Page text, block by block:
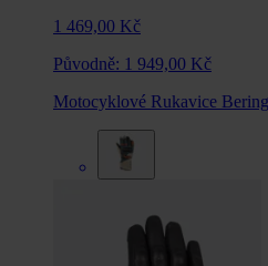
1 469,00 Kč
Původně: 1 949,00 Kč
Motocyklové Rukavice